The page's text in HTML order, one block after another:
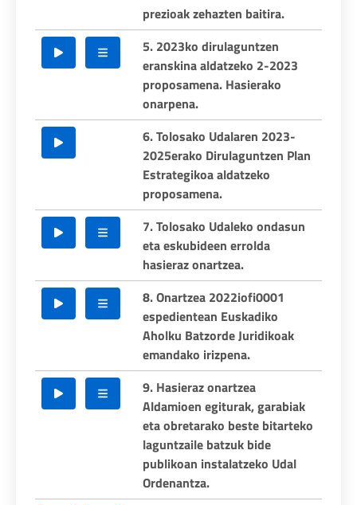
prezioak zehazten baitira.
5. 2023ko dirulaguntzen
eranskina aldatzeko 2-2023
proposamena. Hasierako
onarpena.
6. Tolosako Udalaren 2023-
2025erako Dirulaguntzen Plan
Estrategikoa aldatzeko
proposamena.
7. Tolosako Udaleko ondasun
eta eskubideen errolda
hasieraz onartzea.
8. Onartzea 2022iofi0001
espedientean Euskadiko
Aholku Batzorde Juridikoak
emandako irizpena.
9. Hasieraz onartzea
Aldamioen egiturak, garabiak
eta obretarako beste bitarteko
laguntzaile batzuk bide
publikoan instalatzeko Udal
Ordenantza.